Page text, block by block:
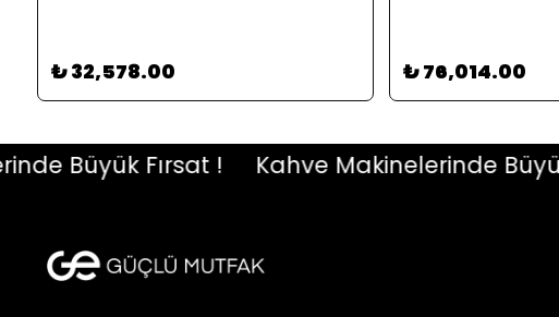
₺ 32,578.00 ₺ 76,014.00
Büyük Fırsat ! Kahve Makinelerinde Büyük